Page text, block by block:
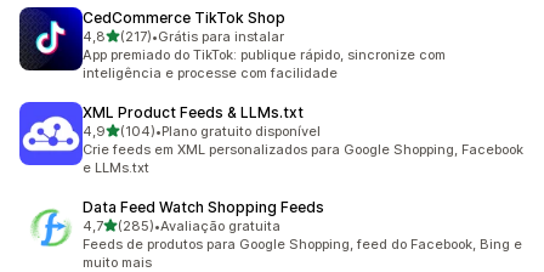
CedCommerce TikTok Shop
4,8de 5 estrelas
(217)
217 avaliações ao todo
•Grátis para instalar
App premiado do TikTok: publique rápido, sincronize com
inteligência e processe com facilidade
XML Product Feeds & LLMs.txt
4,9de 5 estrelas
(104)
104 avaliações ao todo
•Plano gratuito disponível
Crie feeds em XML personalizados para Google Shopping, Facebook
e LLMs.txt
Data Feed Watch Shopping Feeds
4,7de 5 estrelas
(285)
285 avaliações ao todo
•Avaliação gratuita
Feeds de produtos para Google Shopping, feed do Facebook, Bing e
muito mais